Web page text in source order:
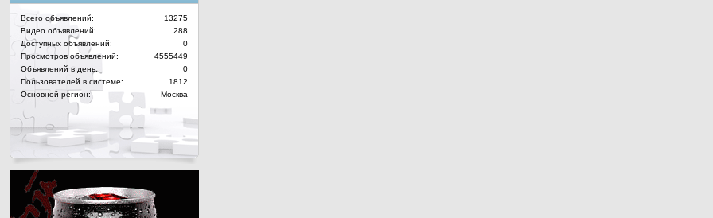
Всего объявлений:
13275
Видео объявлений:
288
Доступных объявлений:
0
Просмотров объявлений:
4555449
Объявлений в день:
0
Пользователей в системе:
1812
Основной регион:
Москва